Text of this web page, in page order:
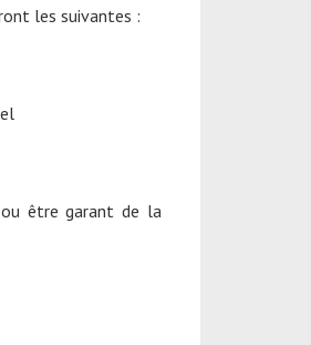
les suivantes :
ou être garant de la